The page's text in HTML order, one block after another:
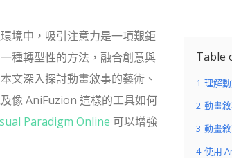
Table
1 理解
2 動畫
3 動畫
4 使用
境中，吸引注意力是一項艱鉅
種轉型性的方法，融合創意與
文深入探討動畫敘事的藝術、
像 AniFuzion 這樣的工具如何
Paradigm Online 可以增強